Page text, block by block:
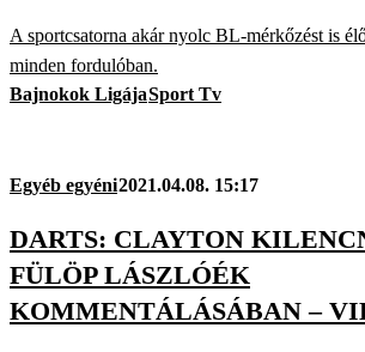
A sportcsatorna akár nyolc BL-mérkőzést is
minden fordulóban.
Bajnokok LigájaSport Tv
Egyéb egyéni2021.04.08. 15:17
DARTS: CLAYTON
FÜLÖP LÁSZLÓÉK
KOMMENTÁLÁSÁBAN –